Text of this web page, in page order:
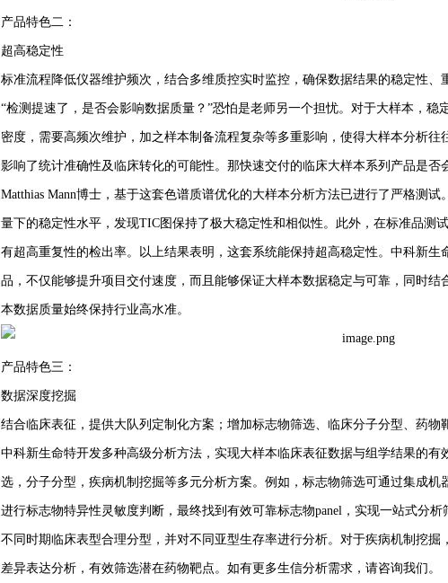
产品特色二：
超高稳定性
标准流程降低仪器维护频次，结合多维质控实时监控，确保数据结果的稳定性、
“检测提速了，是否会影响数据质量？”恐怕是老师另一个担忧。对于大样本，
密度，需要高频次维护，加之样本制备流程复杂等多重影响，使得大样本分析
影响了统计准确性及临床转化的可能性。那快速交付的临床大样本系列产品是
Matthias Mann博士，基于这套色谱质谱优化的大样本分析方法已进行了严格测
量下的稳定性水平，发现TIC图保持了极大稳定性和相似性。此外，在标准品测
有超高重复性的检出率。以上结果表明，这套系统能保持超高稳定性。中科新
品，不仅能够提升项目交付速度，而且能够保证大样本数据稳定与可靠，同时
本数据质量始终保持行业高水准。
产品特色三：
数据深度挖掘
结合临床表征，提供大队列定制化方案；增加标志物筛选、临床分子分型、药物
中科新生命特开发多种高级分析方法，实现大样本临床表征数据与组学结果的
选，分子分型，疾病机制挖掘等多元分析方案。例如，标志物筛选可通过集成机
进行标志物特异性灵敏度判断，最终找到有效可靠标志物panel，实现一站式分
不同时期临床表型合理分型，并对不同亚型生存率进行分析。对于疾病机制挖
差异表达分析，有效筛选潜在药物靶点。如有更多生信分析需求，请咨询我们。